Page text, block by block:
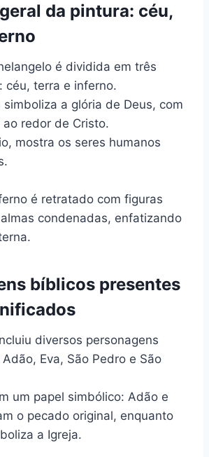
da pintura: céu,
é dividida em três
céu, terra e inferno.
a glória de Deus, com
redor de Cristo.
mostra os seres humanos
é retratado com figuras
condenadas, enfatizando
bíblicos presentes
diversos personagens
Eva, São Pedro e São
um papel simbólico: Adão e
o pecado original, enquanto
a Igreja.